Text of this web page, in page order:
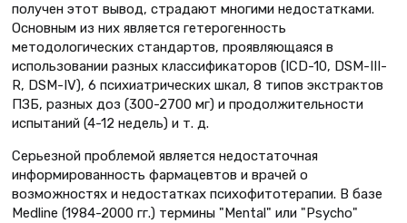
получен этот вывод, страдают многими недостатками.
Основным из них является гетерогенность
методологических стандартов, проявляющаяся в
использовании разных классификаторов (ICD-10, DSM-III-
R, DSM-IV), 6 психиатрических шкал, 8 типов экстрактов
ПЗБ, разных доз (300-2700 мг) и продолжительности
испытаний (4-12 недель) и т. д.
Серьезной проблемой является недостаточная
информированность фармацевтов и врачей о
возможностях и недостатках психофитотерапии. В базе
Medline (1984-2000 гг.) термины "Mental" или "Psycho"